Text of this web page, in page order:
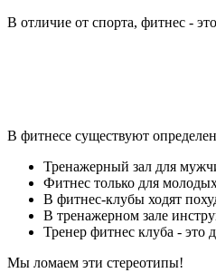
В отличие от спорта, фитнес -
В фитнесе существуют
Тренажерный зал для
Фитнес только для
В фитнес-клубы ходят
В тренажерном зале
Тренер фитнес клуба - это
Мы ломаем эти стереотипы!